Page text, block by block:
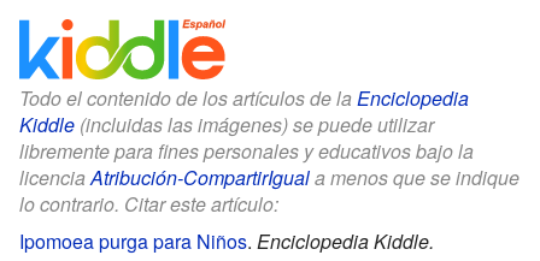
Todo el contenido de los artículos de la Enciclopedia
Kiddle (incluidas las imágenes) se puede utilizar
libremente para fines personales y educativos bajo la
licenciaAtribución-CompartirIguala menos que se indique
lo contrario. Citar este artículo:
Ipomoea purga para Niños. Enciclopedia Kiddle.